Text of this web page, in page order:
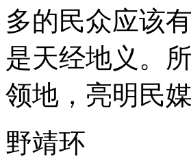
多的民众应该
是天经地义。
领地，亮明民
野靖环